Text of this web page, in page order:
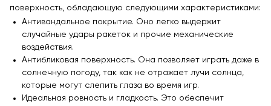
поверхность, обладающую следующими характеристиками:
Антивандальное покрытие. Оно легко выдержит
случайные удары ракеток и прочие механические
воздействия.
Антибликовая поверхность. Она позволяет играть даже в
солнечную погоду, так как не отражает лучи солнца,
которые могут слепить глаза во время игр.
Идеальная ровность и гладкость. Это обеспечит